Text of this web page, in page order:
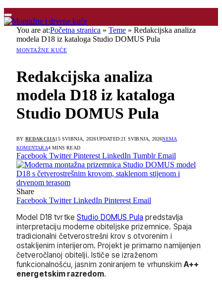
You are at:Početna stranica » Teme » Redakcijska analiza
modela D18 iz kataloga Studio DOMUS Pula
MONTAŽNE KUĆE
Redakcijska analiza
modela D18 iz kataloga
Studio DOMUS Pula
BY REDAKCIJA15 SVIBNJA, 2026UPDATED:21 SVIBNJA, 2026NEMA
KOMENTARA4 MINS READ
Facebook Twitter Pinterest LinkedIn Tumblr Email
Share
Facebook Twitter LinkedIn Pinterest Email
Model D18 tvrtkeStudio DOMUS Pula predstavlja
interpretaciju moderne obiteljske prizemnice. Spaja
tradicionalni četverostrešni krov s otvorenim i
ostakljenim interijerom. Projekt je primarno namijenjen
četveročlanoj obitelji. Ističe se izraženom
funkcionalnošću, jasnim zoniranjem te vrhunskimA++
energetskim razredom.